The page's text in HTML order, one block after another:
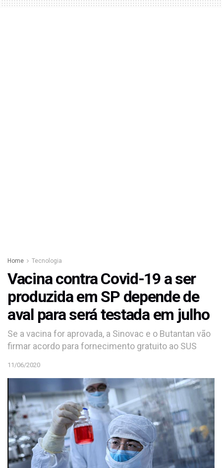
Home Tecnologia
Vacina contra Covid-19 a ser
produzida em SP depende de
aval para será testada em julho
Se a vacina for aprovada, a Sinovac e o Butantan vão
firmar acordo para fornecimento gratuito ao SUS
11/06/2020